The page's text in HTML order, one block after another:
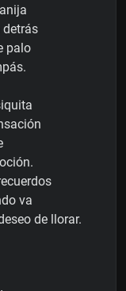
detrás
palo
va
de llorar.